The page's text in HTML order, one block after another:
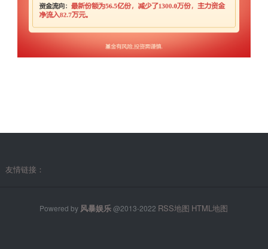
友情链接：
Powered by 风暴娱乐@2013-2022 RSS地图 HTML地图